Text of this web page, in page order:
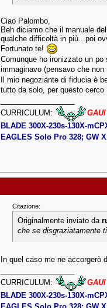
Ciao Palombo,
Beh diciamo che il manuale
qualche difficoltà in più...poi
Fortunato te!
Comunque ho ironizzato un
immaginavo (pensavo che
Il mio negoziante di fiducia è
tutto da solo, per questo cerco
CURRICULUM:
BLADE 300X-230s-130X-
EAGLES Solo Pro 328; GW
Citazione:
Originalmente inviato da
che se disgraziatamente
In quel caso me ne accorgerò
CURRICULUM:
BLADE 300X-230s-130X-